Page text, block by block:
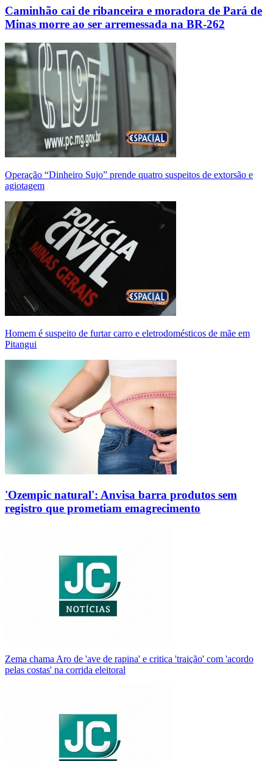
Caminhão cai de ribanceira e moradora de Pará de
Minas morre ao ser arremessada na BR-262
Operação “Dinheiro Sujo” prende quatro suspeitos de extorsão e
agiotagem
Homem é suspeito de furtar carro e eletrodomésticos de mãe em
Pitangui
'Ozempic natural': Anvisa barra produtos sem
registro que prometiam emagrecimento
Zema chama Aro de 'ave de rapina' e critica 'traição' com 'acordo
pelas costas' na corrida eleitoral